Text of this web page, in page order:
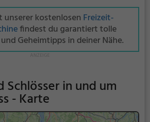
unserer kostenlosen Freizeit-
findest du garantiert tolle
Geheimtipps in deiner Nähe.
Schlösser in und um
- Karte